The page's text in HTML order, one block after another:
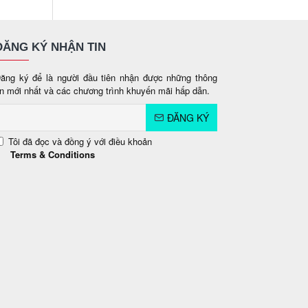
KÝ NHẬN TIN
ký để là người đầu tiên nhận được những thông
mới nhất và các chương trình khuyến mãi hấp dẫn.
ĐĂNG KÝ
Tôi đã đọc và đồng ý với điều khoản
Terms & Conditions